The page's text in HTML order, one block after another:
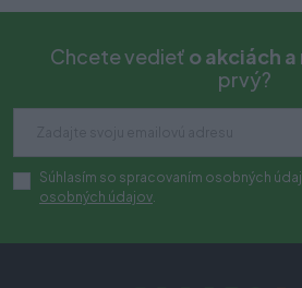
Chcete vedieť o akciách
prvý?
Súhlasím so spracovaním osobných
osobných údajov.